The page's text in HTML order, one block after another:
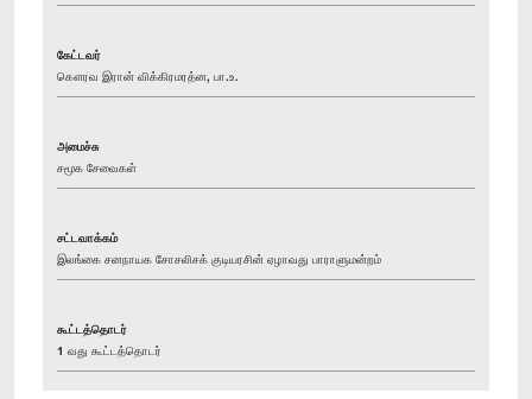
கேட்டவர்
கௌரவ இரான் விக்கிரமரத்ன, பா.உ.
அமைச்சு
சமூக சேவைகள்
சட்டவாக்கம்
இலங்கை சனநாயக சோசலிசக் குடியரசின் ஏழாவது பாராளுமன்றம்
கூட்டத்தொடர்
1 வது கூட்டத்தொடர்